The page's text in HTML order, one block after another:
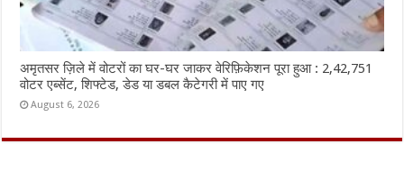
अमृतसर ज़िले में वोटरों का घर-घर जाकर वेरिफ़िकेशन पूरा हुआ : 2,42,751
वोटर एब्सेंट, शिफ्टेड, डेड या डबल कैटेगरी में पाए गए
August 6, 2026